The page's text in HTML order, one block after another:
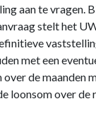
aan te vragen.
stelt het
met een
over de maanden
loonsom over de